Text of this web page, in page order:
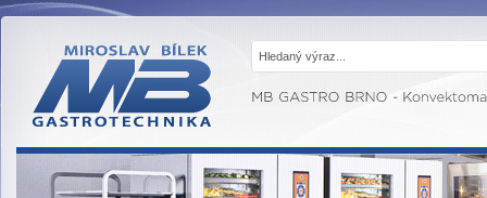
MB GASTRO
BRNO -
Gastrotechnika,
profesionální
kuchyně